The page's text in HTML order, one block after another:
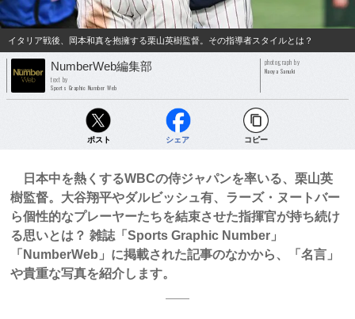
イタリア戦後、岡本和真を抱擁する栗山英樹監督。その指導者スタイルとは？
NumberWeb編集部
text by
Sports Graphic Number Web
photograph by
Naoya Sanuki
ポスト シェア コピー
日本中を熱くするWBCの侍ジャパンを率いる、栗山英
樹監督。大谷翔平やダルビッシュ有、ラーズ・ヌートバー
ら個性的なプレーヤーたちを結束させた指揮官が持ち続け
る思いとは？ 雑誌「Sports Graphic Number」
「NumberWeb」に掲載された記事のなかから、「名言」
や貴重な写真を紹介します。